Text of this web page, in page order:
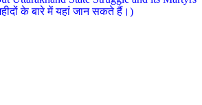
के बारे में यहां जान सकते हैं।)